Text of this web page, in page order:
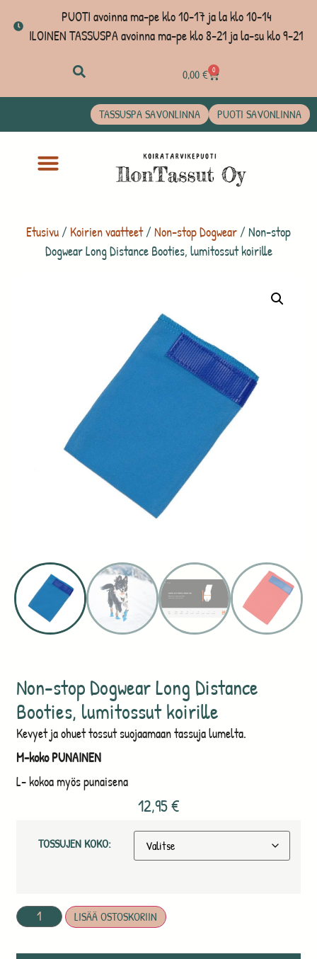
PUOTI avoinna ma-pe klo 10-17 ja la klo 10-14
ILOINEN TASSUSPA avoinna ma-pe klo 8-21 ja la-su klo 9-21
0,00€ 0
TASSUSPA SAVONLINNA PUOTI SAVONLINNA
Etusivu /Koirien vaatteet/Non-stop Dogwear / Non-stop
Dogwear Long Distance Booties, lumitossut koirille
Non-stop Dogwear Long Distance
Booties, lumitossut koirille
Kevyet ja ohuet tossut suojaamaan tassuja lumelta.
M-koko PUNAINEN
L- kokoa myös punaisena
12,95€
TOSSUJEN KOKO:
LISÄÄ OSTOSKORIIN